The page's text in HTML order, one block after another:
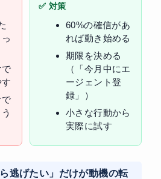
で
✅ 対策
60%の確信があ
れば動き始める
期限を決める
（「今月中にエ
ージェント登
録」）
小さな行動から
実際に試す
逃げたい」だけが動機の転